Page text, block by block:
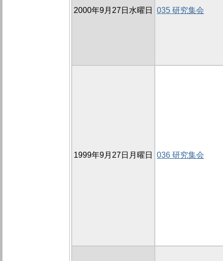
2000年9月27日水曜日 035 研究集会
1999年9月27日月曜日 036 研究集会